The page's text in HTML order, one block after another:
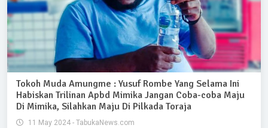
Tokoh Muda Amungme : Yusuf Rombe Yang Selama Ini
Habiskan Trilinan Apbd Mimika Jangan Coba-coba Maju
Di Mimika, Silahkan Maju Di Pilkada Toraja
11 May 2024 - TabukaNews.com